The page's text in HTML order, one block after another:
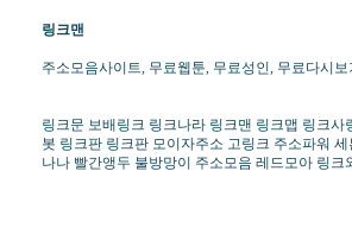
링크맨
주소모음사이트, 무료웹툰, 무료성인, 무료다시보
링크문 보배링크 링크나라 링크맨 링크맵 링크
봇 링크판 링크판 모이자주소 고링크 주소파워
나나 빨간앵두 불방망이 주소모음 레드모아 링크